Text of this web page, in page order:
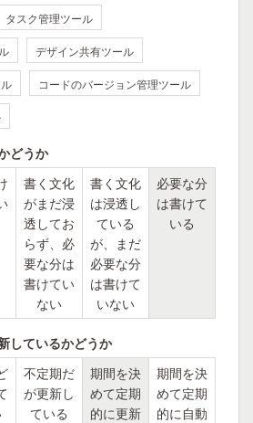
タスク管理ツール
デザイン共有ツール
コードのバージョン管理ツール
どうか
書く文化
がまだ浸
透してお
らず、必
要な分は
書けてい
ない
書く文化
は浸透し
ている
が、まだ
必要な分
は書けて
いない
必要な分
は書けて
いる
しているかどうか
不定期だ
が更新し
ている
期間を決
めて定期
的に更新
期間を決
めて定期
的に自動